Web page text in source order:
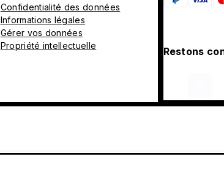
Confidentialité des données
Informations légales
Gérer vos données
Propriété intellectuelle
Restons